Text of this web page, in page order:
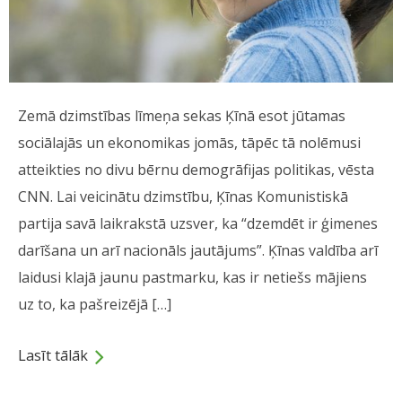
Zemā dzimstības līmeņa sekas Ķīnā esot jūtamas
sociālajās un ekonomikas jomās, tāpēc tā nolēmusi
atteikties no divu bērnu demogrāfijas politikas, vēsta
CNN. Lai veicinātu dzimstību, Ķīnas Komunistiskā
partija savā laikrakstā uzsver, ka “dzemdēt ir ģimenes
darīšana un arī nacionāls jautājums”. Ķīnas valdība arī
laidusi klajā jaunu pastmarku, kas ir netiešs mājiens
uz to, ka pašreizējā […]
Lasīt tālāk